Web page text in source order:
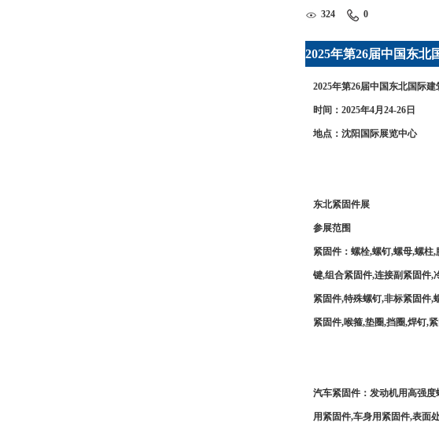
324 0
2025年第26届中国东北
2025年第26届中国东北国际
时间：2025年4月24-26日
地点：沈阳国际展览中心
东北紧固件展
参展范围
紧固件：螺栓,螺钉,螺母,螺柱
键,组合紧固件,连接副紧固件,
紧固件,特殊螺钉,非标紧固件,
紧固件,喉箍,垫圈,挡圈,焊钉,
汽车紧固件：发动机用高强
用紧固件,车身用紧固件,表面